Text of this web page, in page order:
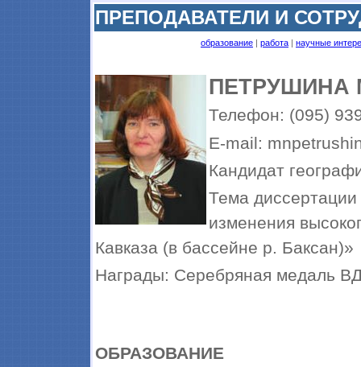
ПРЕПОДАВАТЕЛИ И
образование | работа | научные
ПЕТРУШИНА
Телефон: (095)
E-mail:
Кандидат
Тема
изменения
Кавказа (в бассейне р. Баксан)»
Награды: Серебряная медаль
ОБРАЗОВАНИЕ